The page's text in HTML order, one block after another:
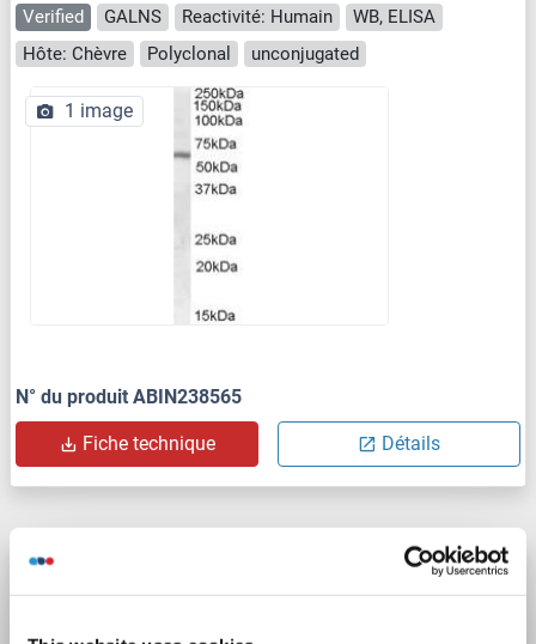
Verified GALNS Reactivité: Humain
WB, ELISA
Hôte: Chèvre
Polyclonal unconjugated
1 image
N° du produit ABIN238565
Fiche technique Détails
GALNS anticorps (AA 1-522)